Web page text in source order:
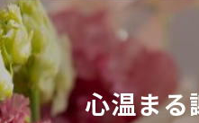
心温まる